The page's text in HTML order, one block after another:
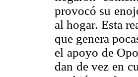
provocó su
al hogar. Esta
que genera
el apoyo de
dan de vez en